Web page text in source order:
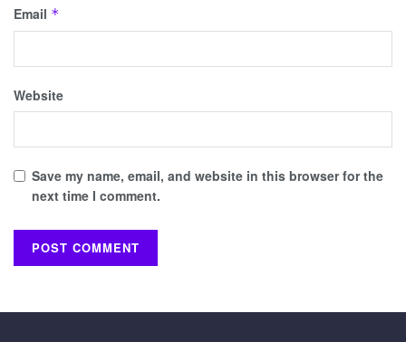
Email *
Website
Save my name, email, and website in this browser for the
next time I comment.